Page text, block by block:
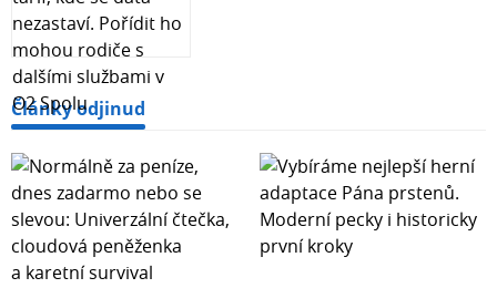
Články odjinud